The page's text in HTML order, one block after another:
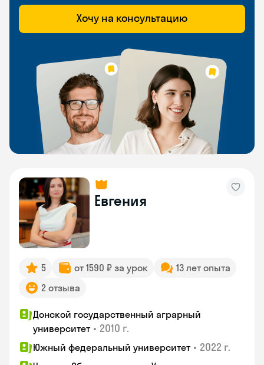
Хочу на консультацию
Евгения
5 от 1590 ₽ за урок
13 лет опыта
2 отзыва
Донской государственный аграрный
университет • 2010 г.
Южный федеральный университет • 2022 г.